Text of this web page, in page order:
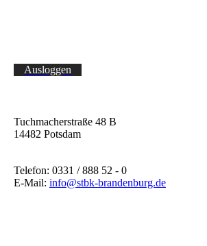
Ausloggen
Tuchmacherstraße 48 B
14482 Potsdam
Telefon: 0331 / 888 52 - 0
E-Mail: info@stbk-brandenburg.de